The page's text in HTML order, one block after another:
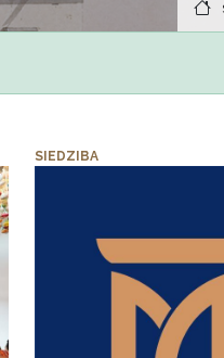
SIEDZIBA